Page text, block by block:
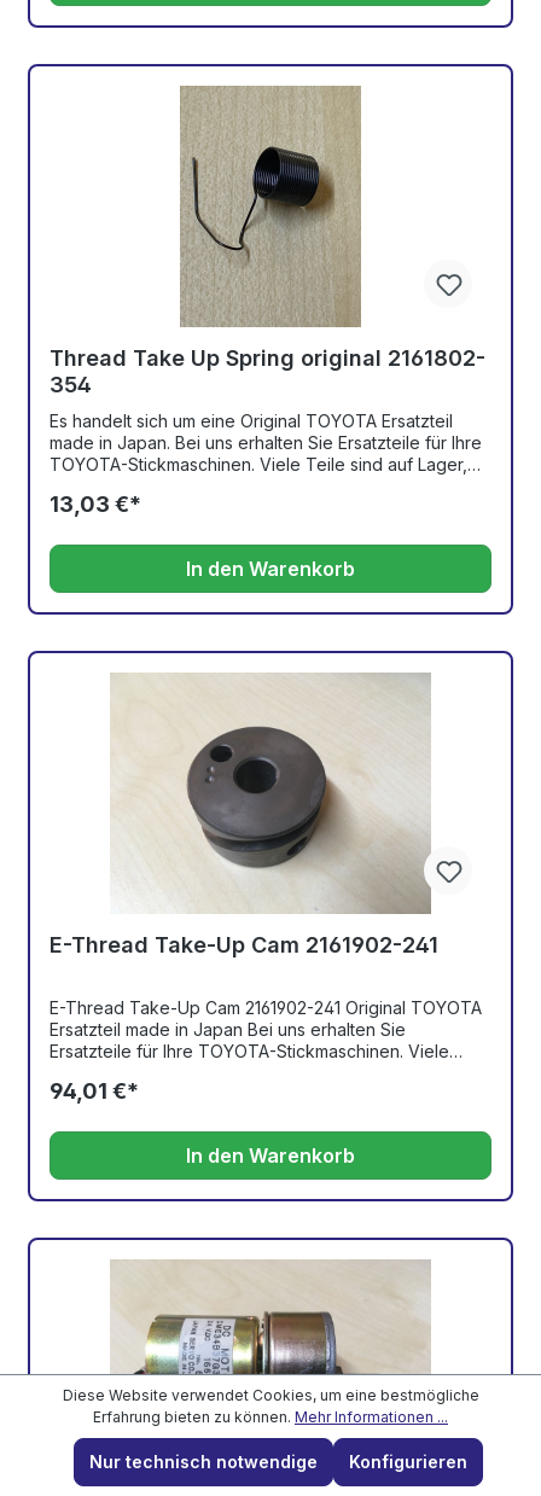
Thread Take Up Spring original 2161802-
354
Es handelt sich um eine Original TOYOTA Ersatzteil
made in Japan. Bei uns erhalten Sie Ersatzteile für Ihre
TOYOTA-Stickmaschinen. Viele Teile sind auf Lager,
fragen Sie bei Artikeln, die nicht in unserm Online-Shop
entsprechende Ersatzteilnummer aus dem Teile-
Katalog und können Ihnen sofort Auskunft geben.
13,03 €*
In den Warenkorb
E-Thread Take-Up Cam 2161902-241
E-Thread Take-Up Cam 2161902-241 Original TOYOTA
Ersatzteil made in Japan Bei uns erhalten Sie
Ersatzteile für Ihre TOYOTA-Stickmaschinen. Viele
repariert werden. Bitte fragen Sie bei Artikeln, die
nach. Wir benötigen nur die entsprechende
Ersatzteilnummer aus dem Teile-Katalog und können
Ihnen sofort Auskunft geben.
94,01 €*
In den Warenkorb
Diese Website verwendet Cookies, um eine bestmögliche
Erfahrung bieten zu können. Mehr Informationen ...
Nur technisch notwendige Konfigurieren